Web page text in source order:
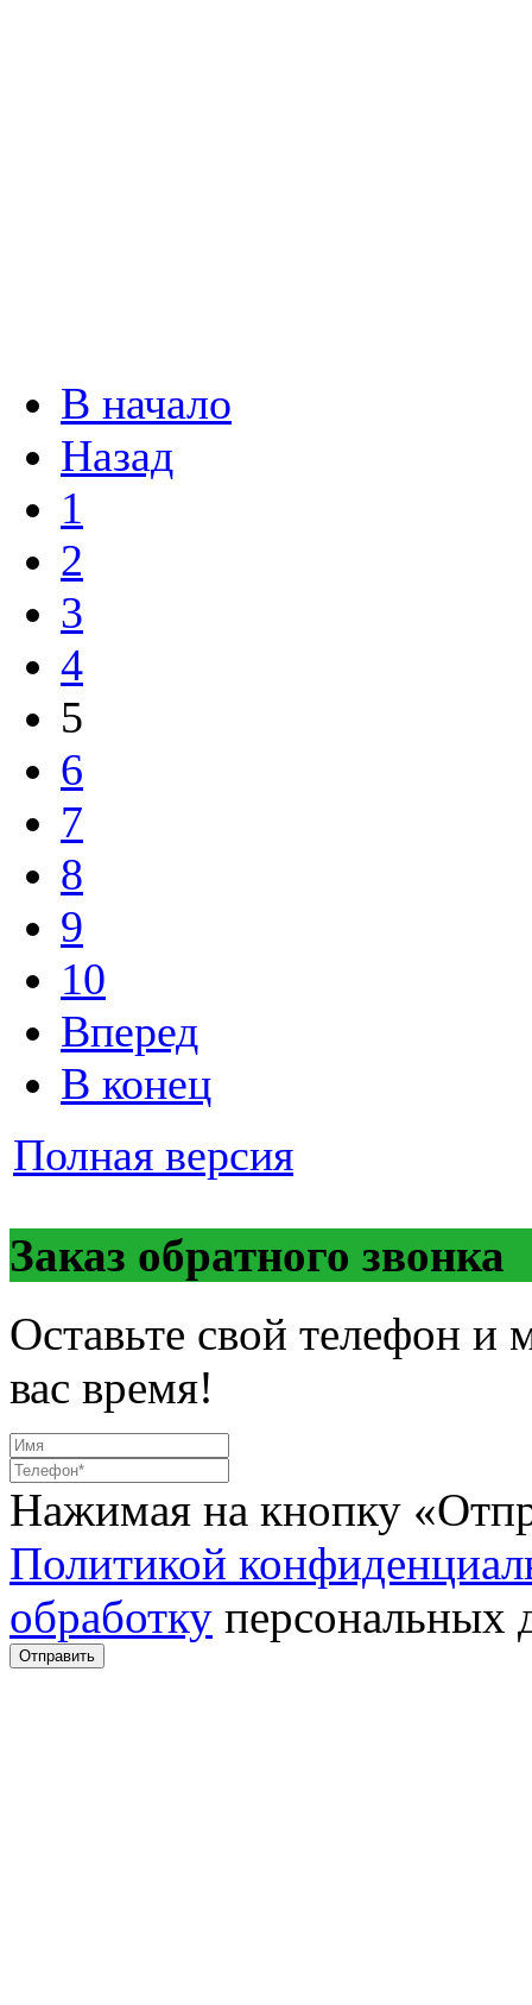
В начало
Назад
1
2
3
4
5
6
7
8
9
10
Вперед
В конец
Полная версия
Заказ обратного звонка
Оставьте свой телефон и
вас время!
Нажимая на кнопку
Политикой
обработку персональных
Отправить